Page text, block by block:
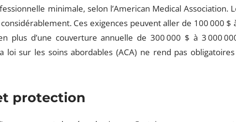
minimale, selon l’American Medical Association.
Ces exigences peuvent aller de 100 000 $
plus d’une couverture annuelle de 300 000 $ à 3 000
loi sur les soins abordables (ACA) ne rend pas
protection